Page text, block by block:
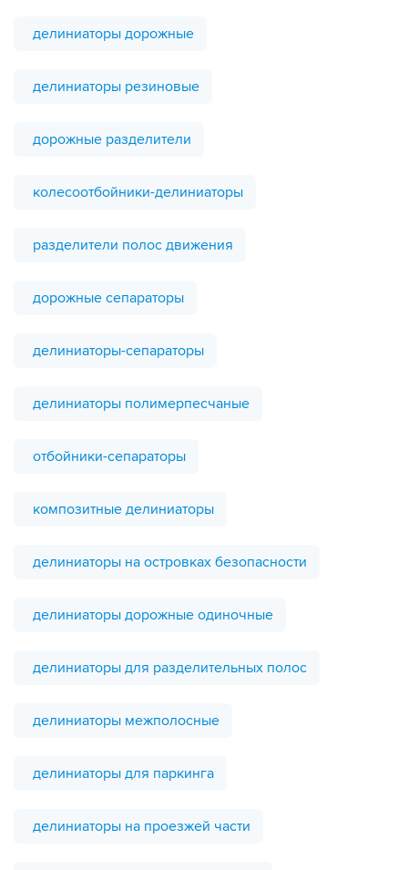
делиниаторы дорожные
делиниаторы резиновые
дорожные разделители
колесоотбойники-делиниаторы
разделители полос движения
дорожные сепараторы
делиниаторы-сепараторы
делиниаторы полимерпесчаные
отбойники-сепараторы
композитные делиниаторы
делиниаторы на островках безопасности
делиниаторы дорожные одиночные
делиниаторы для разделительных полос
делиниаторы межполосные
делиниаторы для паркинга
делиниаторы на проезжей части